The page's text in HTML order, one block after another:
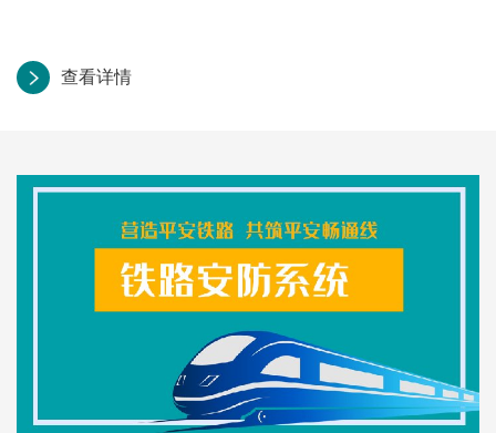
查看详情